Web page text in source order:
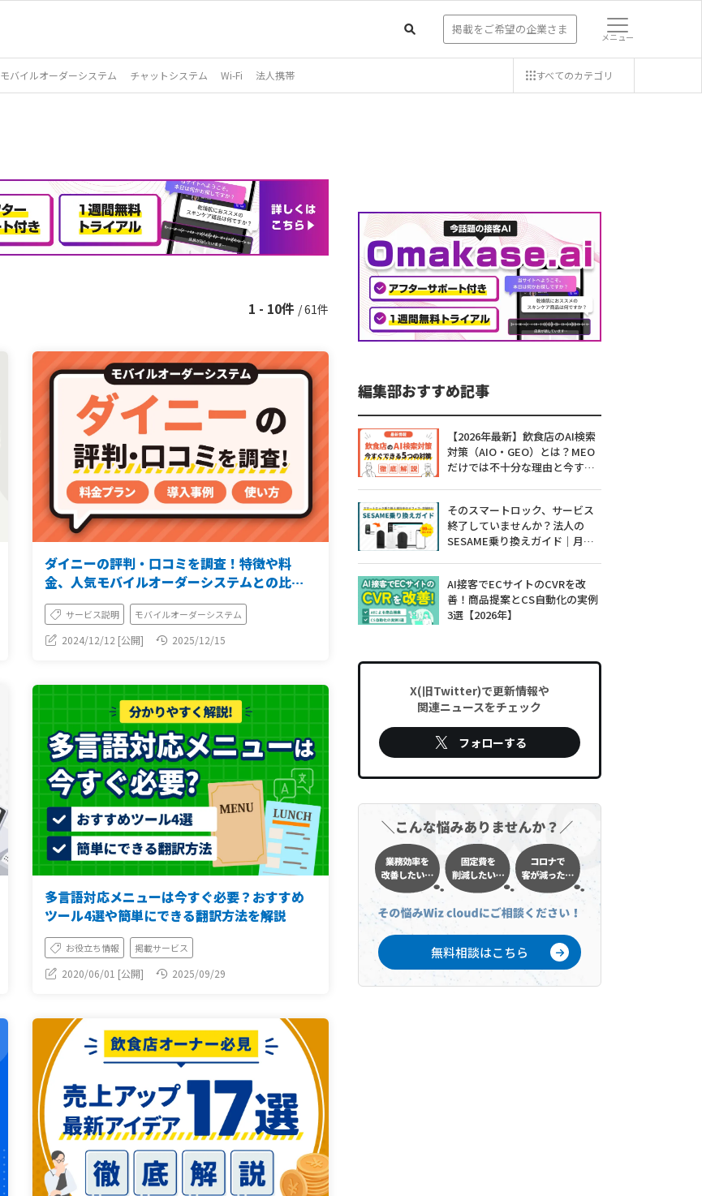
掲載をご希望の企業さま メニュー
モバイルオーダーシステム チャットシステム Wi-Fi 法人携帯 すべてのカテゴリ
1 - 10件 / 61件
ダイニーの評判・口コミを調査！特徴や料
金、人気モバイルオーダーシステムとの比較
も紹介
サービス説明 モバイルオーダーシステム
2024/12/12 [公開] 2025/12/15
多言語対応メニューは今すぐ必要？おすすめ
ツール4選や簡単にできる翻訳方法を解説
お役立ち情報 掲載サービス
2020/06/01 [公開] 2025/09/29
編集部おすすめ記事
【2026年最新】飲食店のAI検索
対策（AIO・GEO）とは？MEO
だけでは不十分な理由と今すぐ
そのスマートロック、サービス
終了していませんか？法人の
SESAME乗り換えガイド｜月額0
AI接客でECサイトのCVRを改
善！商品提案とCS自動化の実例
3選【2026年】
X(旧Twitter)で更新情報や
関連ニュースをチェック
フォローする
無料相談はこちら